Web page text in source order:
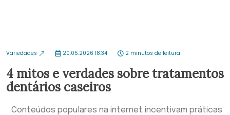
Variedades 20.05.2026 18:34 2 minutos de leitura
4 mitos e verdades sobre tratamentos
dentários caseiros
Conteúdos populares na internet incentivam práticas